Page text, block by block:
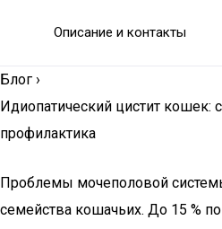
Описание и контакты
Блог ›
Идиопатический цистит кошек:
профилактика
Проблемы мочеполовой
семейства кошачьих. До 15 %